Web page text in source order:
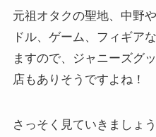
元祖オタクの聖地、中野
ドル、ゲーム、フィギア
ますので、ジャニーズグ
店もありそうですよね！
さっそく見ていきましょう